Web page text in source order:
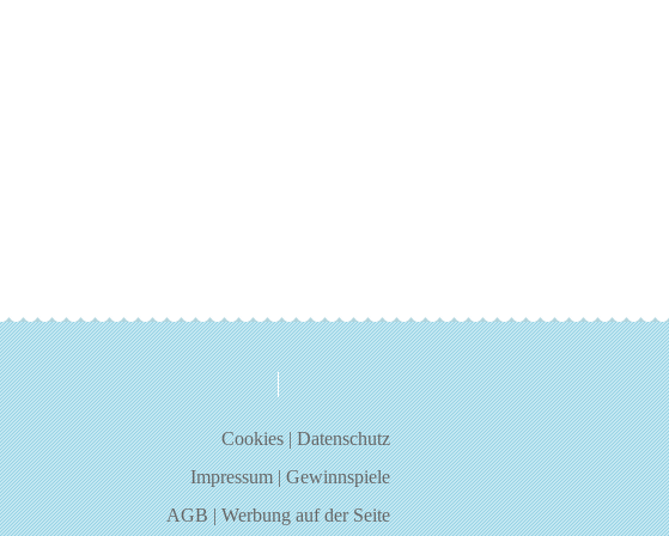
über uns kontakt
Cookies|Datenschutz
Impressum|Gewinnspiele
AGB|Werbung auf der Seite